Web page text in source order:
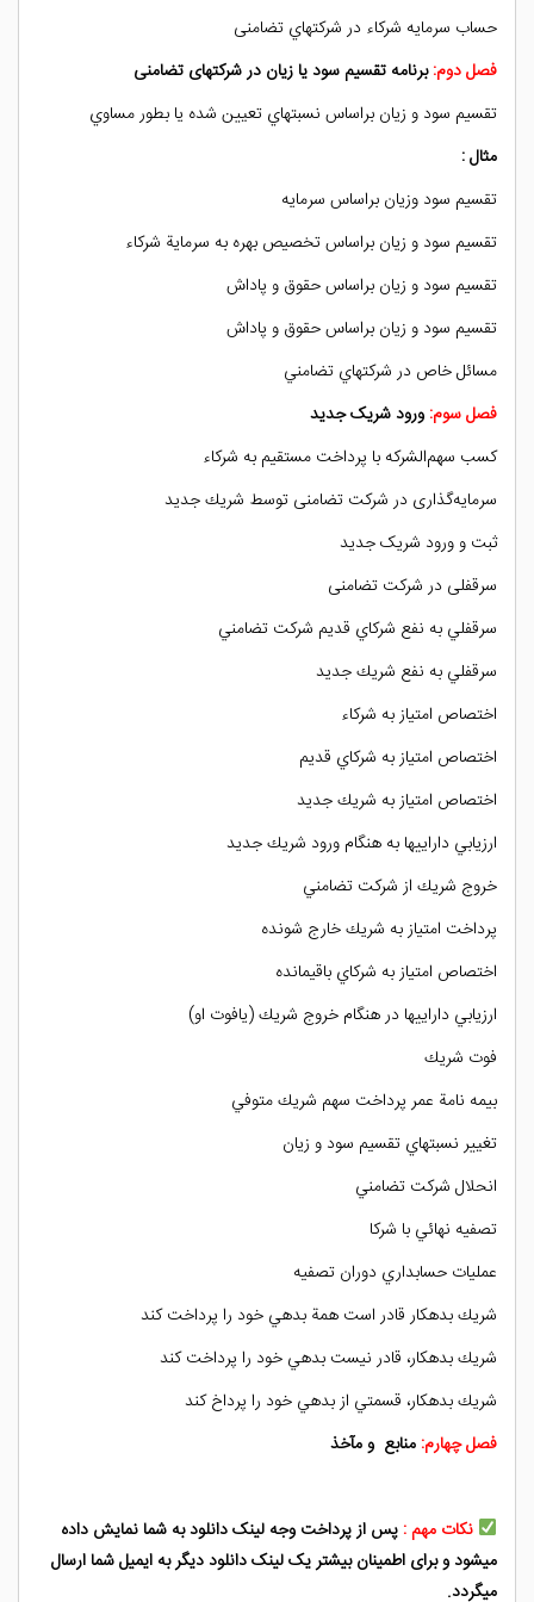
حساب سرمایه شركاء در شركتهاي تضامنی
فصل دوم:برنامه تقسيم سود يا زيان در شركتهای تضامنی
تقسيم سود و زيان براساس نسبتهاي تعيين شده يا بطور مساوي
مثال :
تقسيم سود وزيان براساس سرمايه
تقسيم سود و زيان براساس تخصيص بهره به سرماية شركاء
تقسيم سود و زيان براساس حقوق و پاداش
تقسيم سود و زيان براساس حقوق و پاداش
مسائل خاص در شركتهاي تضامني
فصل سوم: ورود شریک جديد
كسب سهم‌الشركه با پرداخت مستقيم به شركاء
سرمايه‌گذاری در شركت تضامنی توسط شريك جديد
ثبت و ورود شریک جديد
سرقفلی در شركت تضامنی
سرقفلي به نفع شركاي قديم شركت تضامني
سرقفلي به نفع شريك جديد
اختصاص امتياز به شركاء
اختصاص امتياز به شركاي قديم
اختصاص امتياز به شريك جديد
ارزيابي داراييها به هنگام ورود شريك جديد
خروج شريك از شركت تضامني
پرداخت امتياز به شريك خارج شونده
اختصاص امتياز به شركاي باقيمانده
ارزيابي داراييها در هنگام خروج شريك (يافوت او)
فوت شريك
بيمه نامة عمر پرداخت سهم شريك متوفي
تغيير نسبتهاي تقسيم سود و زيان
انحلال شركت تضامني
تصفيه نهائي با شركا
عمليات حسابداري دوران تصفيه
شريك بدهكار قادر است همة بدهي خود را پرداخت كند
شريك بدهكار، قادر نيست بدهي خود را پرداخت كند
شريك بدهكار، قسمتي از بدهي خود را پرداخ كند
فصل چهارم: منابع و مآخذ
نکات مهم : پس از پرداخت وجه لینک دانلود به شما نمایش داده
میشود و برای اطمینان بیشتر یک لینک دانلود دیگر به ایمیل شما ارسال
میگردد.